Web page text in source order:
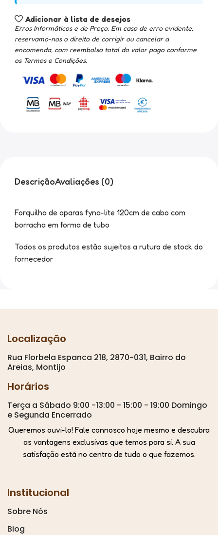
Adicionar à lista de desejos
Erros Informáticos e de Preço: Em caso de erro evidente,
reservamo-nos o direito de corrigir ou cancelar a
encomenda, com reembolso total do valor pago conforme
os Termos e Condições.
DescriçãoAvaliações (0)
Forquilha de aparas fyna-lite 120cm de cabo com
borracha em forma de tubo
Todos os produtos estão sujeitos a rutura de stock do
fornecedor
Localização
Rua Florbela Espanca 218, 2870-031, Bairro do
Areias, Montijo
Horários
Terça a Sábado 9:00 -13:00 - 15:00 - 19:00 Domingo
e Segunda Encerrado
Queremos ouvi-lo! Fale connosco hoje mesmo e descubra
as vantagens exclusivas que temos para si. A sua
satisfação está no centro de tudo o que fazemos.
Institucional
Sobre Nós
Blog